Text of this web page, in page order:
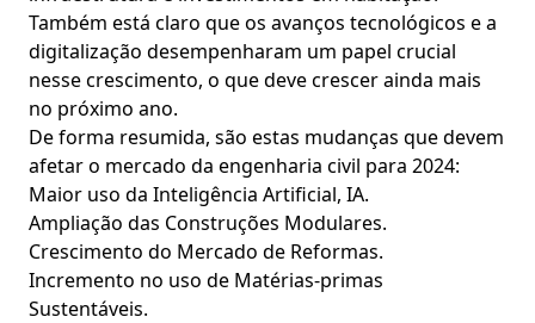
Também está claro que os avanços tecnológicos e a
digitalização desempenharam um papel crucial
nesse crescimento, o que deve crescer ainda mais
no próximo ano.
De forma resumida, são estas mudanças que devem
afetar o mercado da engenharia civil para 2024:
Maior uso da Inteligência Artificial, IA.
Ampliação das Construções Modulares.
Crescimento do Mercado de Reformas.
Incremento no uso de Matérias-primas
Sustentáveis.